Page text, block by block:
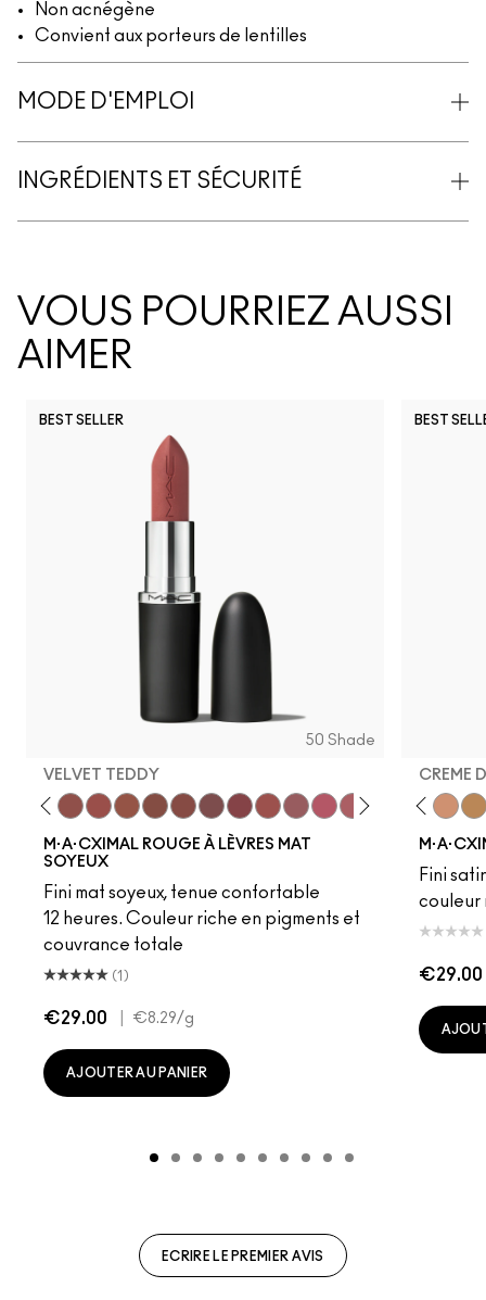
Non acnégène
Convient aux porteurs de lentilles
MODE D'EMPLOI
INGRÉDIENTS ET SÉCURITÉ
VOUS POURRIEZ AUSSI
AIMER
BEST SELLER
50 Shade
VELVET TEDDY
Mull It To The Max
Warm Teddy
WhirlSoarTwig Twist
M·A·CXIMAL ROUGE À LÈVRES MAT
SOYEUX
Fini mat soyeux, tenue confortable
12 heures. Couleur riche en pigments et
couvrance totale
(1)
€29.00 €8.29/g
AJOUTER AU PANIER
BEST
CREME
Fini
couleur
€29.00
ECRIRE LE PREMIER AVIS